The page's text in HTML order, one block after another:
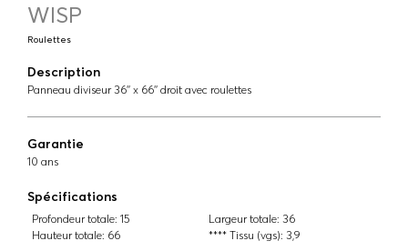
WISP
Roulettes
Description
Panneau diviseur 36'' x 66'' droit avec roulettes
Garantie
10 ans
Spécifications
Profondeur totale: 15
Hauteur totale: 66
Largeur totale: 36
**** Tissu (vgs): 3,9